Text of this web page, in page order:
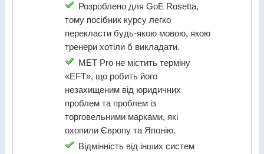
Розроблено для GoE Rosetta,
тому посібник курсу легко
перекласти будь-якою мовою, якою
тренери хотіли б викладати.
MET Pro не містить терміну
«EFT», що робить його
незахищеним від юридичних
проблем та проблем із
торговельними марками, які
охопили Європу та Японію.
Відмінність від інших систем